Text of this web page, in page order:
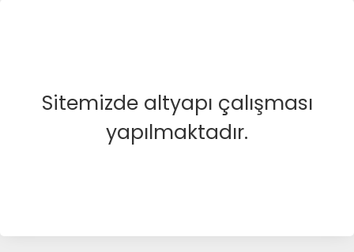
Sitemizde altyapı çalışması
yapılmaktadır.